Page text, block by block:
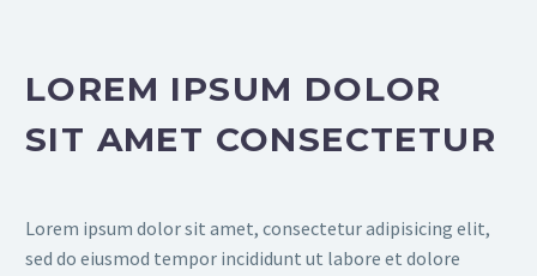
LOREM IPSUM DOLOR
SIT AMET CONSECTETUR
Lorem ipsum dolor sit amet, consectetur adipisicing elit,
sed do eiusmod tempor incididunt ut labore et dolore